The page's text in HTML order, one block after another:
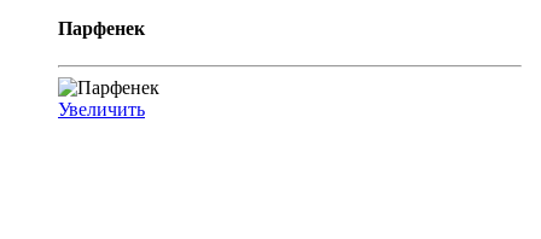
Парфенек
Увеличить